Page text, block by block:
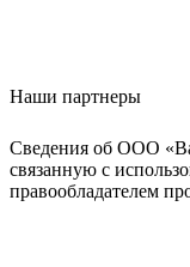
Наши партнеры
Сведения об ООО
связанную с
правообладателем